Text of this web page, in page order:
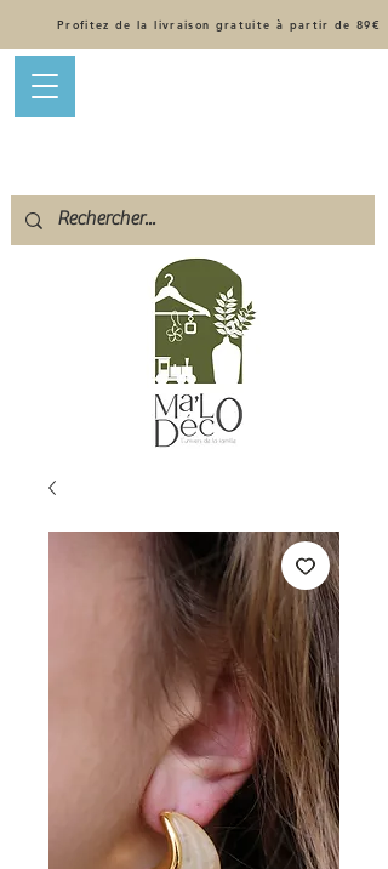
Profitez de la livraison gratuite à partir de 89€